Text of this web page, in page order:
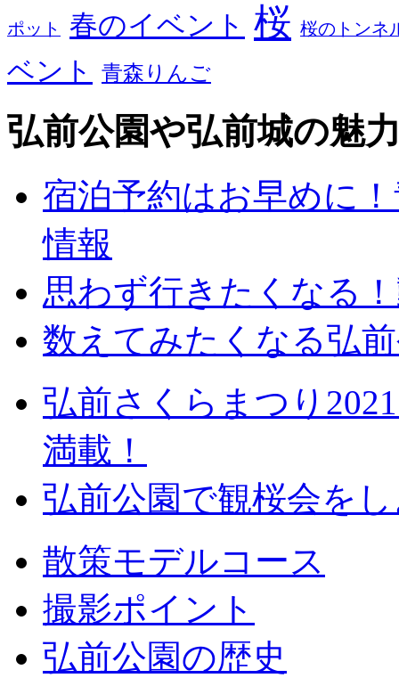
ポット 春のイベント 桜 桜のトンネ
ベント 青森りんご
弘前公園や弘前城の魅
宿泊予約はお早めに
情報
思わず行きたくなる
数えてみたくなる弘
弘前さくらまつり
満載！
弘前公園で観桜会を
散策モデルコース
撮影ポイント
弘前公園の歴史